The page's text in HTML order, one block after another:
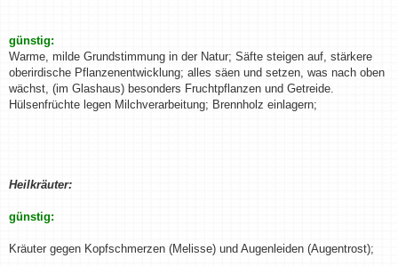
günstig:
Warme, milde Grundstimmung in der Natur; Säfte steigen auf, stärkere
oberirdische Pflanzenentwicklung; alles säen und setzen, was nach oben
wächst, (im Glashaus) besonders Fruchtpflanzen und Getreide.
Hülsenfrüchte legen Milchverarbeitung; Brennholz einlagern;
Heilkräuter:
günstig:
Kräuter gegen Kopfschmerzen (Melisse) und Augenleiden (Augentrost);